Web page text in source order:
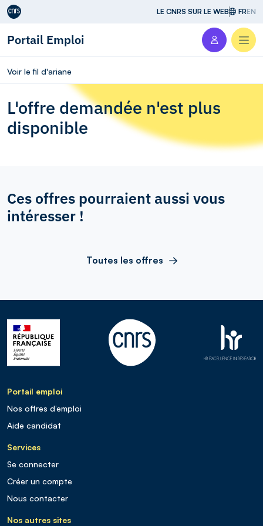
Aller au contenu LE CNRS SUR LE WEB FREN
Portail Emploi
Voir le fil d'ariane
L'offre demandée n'est plus
disponible
Ces offres pourraient aussi vous
intéresser !
Toutes les offres
Portail emploi
Nos offres d’emploi
Aide candidat
Services
Se connecter
Créer un compte
Nous contacter
Nos autres sites